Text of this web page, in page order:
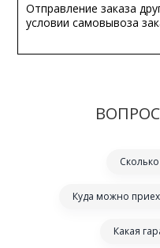
Отправление заказа
условии самовывоза
Сколько
Куда можно
Какая